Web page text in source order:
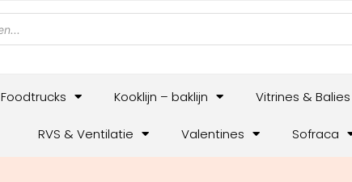
Foodtrucks Kooklijn – baklijn Vitrines & Balies
RVS & Ventilatie Valentines Sofraca